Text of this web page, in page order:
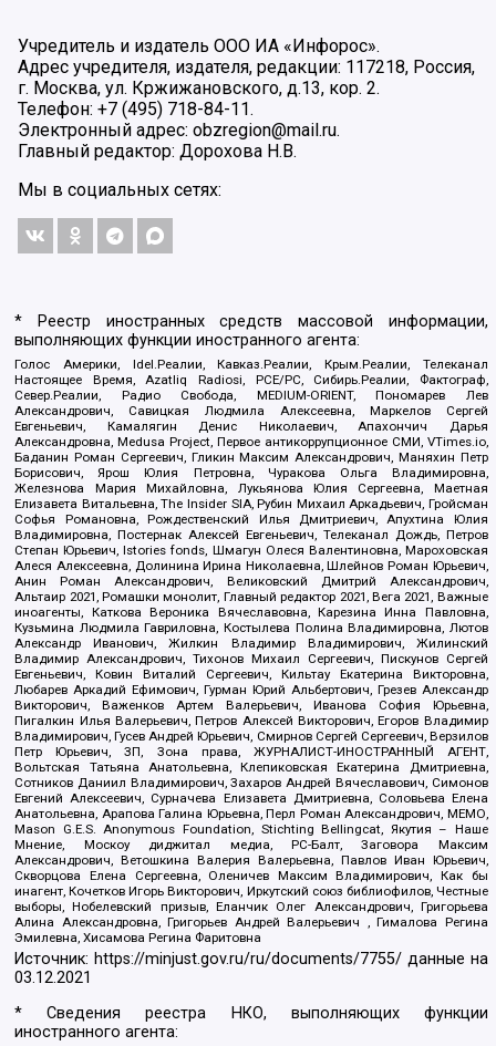
Учредитель и издатель ООО ИА «Инфорос».
Адрес учредителя, издателя, редакции: 117218, Россия,
г. Москва, ул. Кржижановского, д.13, кор. 2.
Телефон: +7 (495) 718-84-11.
Электронный адрес: obzregion@mail.ru.
Главный редактор: Дорохова Н.В.
Мы в социальных сетях:
* Реестр иностранных средств массовой информации,
выполняющих функции иностранного агента:
Голос Америки, Idel.Реалии, Кавказ.Реалии, Крым.Реалии, Телеканал
Настоящее Время, Azatliq Radiosi, PCE/PC, Сибирь.Реалии, Фактограф,
Север.Реалии, Радио Свобода, MEDIUM-ORIENT, Пономарев Лев
Александрович, Савицкая Людмила Алексеевна, Маркелов Сергей
Евгеньевич, Камалягин Денис Николаевич, Апахончич Дарья
Александровна, Medusa Project, Первое антикоррупционное СМИ, VTimes.io,
Баданин Роман Сергеевич, Гликин Максим Александрович, Маняхин Петр
Борисович, Ярош Юлия Петровна, Чуракова Ольга Владимировна,
Железнова Мария Михайловна, Лукьянова Юлия Сергеевна, Маетная
Елизавета Витальевна, The Insider SIA, Рубин Михаил Аркадьевич, Гройсман
Софья Романовна, Рождественский Илья Дмитриевич, Апухтина Юлия
Владимировна, Постернак Алексей Евгеньевич, Телеканал Дождь, Петров
Степан Юрьевич, Istories fonds, Шмагун Олеся Валентиновна, Мароховская
Алеся Алексеевна, Долинина Ирина Николаевна, Шлейнов Роман Юрьевич,
Анин Роман Александрович, Великовский Дмитрий Александрович,
Альтаир 2021, Ромашки монолит, Главный редактор 2021, Вега 2021, Важные
иноагенты, Каткова Вероника Вячеславовна, Карезина Инна Павловна,
Кузьмина Людмила Гавриловна, Костылева Полина Владимировна, Лютов
Александр Иванович, Жилкин Владимир Владимирович, Жилинский
Владимир Александрович, Тихонов Михаил Сергеевич, Пискунов Сергей
Евгеньевич, Ковин Виталий Сергеевич, Кильтау Екатерина Викторовна,
Любарев Аркадий Ефимович, Гурман Юрий Альбертович, Грезев Александр
Викторович, Важенков Артем Валерьевич, Иванова София Юрьевна,
Пигалкин Илья Валерьевич, Петров Алексей Викторович, Егоров Владимир
Владимирович, Гусев Андрей Юрьевич, Смирнов Сергей Сергеевич, Верзилов
Петр Юрьевич, ЗП, Зона права, ЖУРНАЛИСТ-ИНОСТРАННЫЙ АГЕНТ,
Вольтская Татьяна Анатольевна, Клепиковская Екатерина Дмитриевна,
Сотников Даниил Владимирович, Захаров Андрей Вячеславович, Симонов
Евгений Алексеевич, Сурначева Елизавета Дмитриевна, Соловьева Елена
Анатольевна, Арапова Галина Юрьевна, Перл Роман Александрович, МЕМО,
Mason G.E.S. Anonymous Foundation, Stichting Bellingcat, Якутия – Наше
Мнение, Москоу диджитал медиа, РС-Балт, Заговора Максим
Александрович, Ветошкина Валерия Валерьевна, Павлов Иван Юрьевич,
Скворцова Елена Сергеевна, Оленичев Максим Владимирович, Как бы
инагент, Кочетков Игорь Викторович, Иркутский союз библиофилов, Честные
выборы, Нобелевский призыв, Еланчик Олег Александрович, Григорьева
Алина Александровна, Григорьев Андрей Валерьевич , Гималова Регина
Эмилевна, Хисамова Регина Фаритовна
Источник: https://minjust.gov.ru/ru/documents/7755/ данные на
03.12.2021
* Сведения реестра НКО, выполняющих функции
иностранного агента: